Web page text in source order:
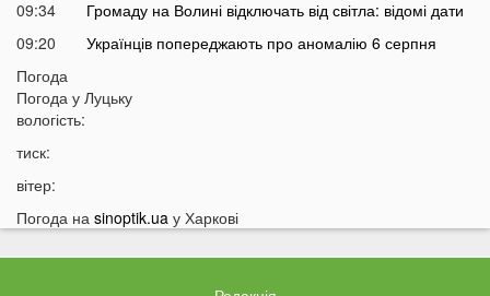
09:34
Громаду на Волині відключать від світла: відомі дати
09:20
Українців попереджають про аномалію 6 серпня
09:05
вважався зниклим безвісти
21:32
20:21
Ці продукти потрібно викинути через 48 годин: вони
можуть бути небезпечними
кого це стосується
Погода
Погода у Луцьку
вологість:
тиск:
вітер:
Погода на sinoptik.ua у Харкові